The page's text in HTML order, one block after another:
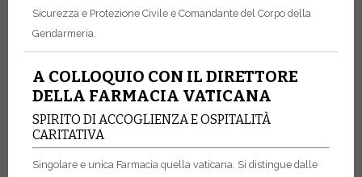
Sicurezza e Protezione Civile e Comandante del Corpo della
Gendarmeria.
A COLLOQUIO CON IL DIRETTORE
DELLA FARMACIA VATICANA
SPIRITO DI ACCOGLIENZA E OSPITALITÀ
CARITATIVA
Singolare e unica Farmacia quella vaticana. Si distingue dalle